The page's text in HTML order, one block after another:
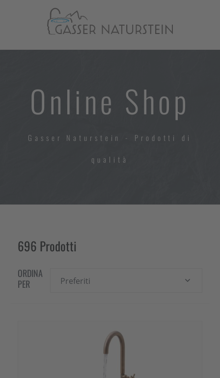
Online Shop
Gasser Naturstein - Prodotti di
qualità
696 Prodotti
ORDINA
PER
Preferiti